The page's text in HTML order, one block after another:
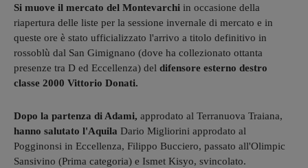
Si muove il mercato del Montevarchi in occasione della
riapertura delle liste per la sessione invernale di mercato e in
queste ore è stato ufficializzato l'arrivo a titolo definitivo in
rossoblù dal San Gimignano (dove ha collezionato ottanta
presenze tra D ed Eccellenza) del difensore esterno destro
classe 2000 Vittorio Donati.
Dopo la partenza di Adami, approdato al Terranuova Traiana,
hanno salutato l'Aquila Dario Migliorini approdato al
Pogginonsi in Eccellenza, Filippo Bucciero, passato all'Olimpic
Sansivino (Prima categoria) e Ismet Kisyo, svincolato.